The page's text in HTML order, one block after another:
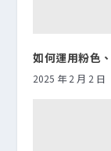
如何運用粉色
2025 年 2 月 2 日